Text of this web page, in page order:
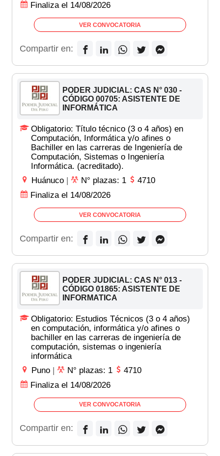
Finaliza el 14/08/2026
VER CONVOCATORIA
Compartir en:
PODER JUDICIAL: CAS N° 030 -
CÓDIGO 00705: ASISTENTE DE
INFORMÁTICA
Obligatorio: Título técnico (3 o 4 años) en
Computación, Informática y/o afines o
Bachiller en las carreras de Ingeniería de
Computación, Sistemas o Ingeniería
Informática. (acreditado).
Huánuco | N° plazas: 1
4710
Finaliza el 14/08/2026
VER CONVOCATORIA
Compartir en:
PODER JUDICIAL: CAS N° 013 -
CÓDIGO 01865: ASISTENTE DE
INFORMATICA
Obligatorio: Estudios Técnicos (3 o 4 años)
en computación, informática y/o afines o
bachiller en las carreras de ingeniería de
computación, sistemas o ingeniería
informática
Puno | N° plazas: 1
4710
Finaliza el 14/08/2026
VER CONVOCATORIA
Compartir en: